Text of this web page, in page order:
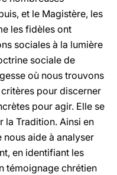
et le Magistère, les
les fidèles ont
sociales à la lumière
sociale de
où nous trouvons
pour discerner
pour agir. Elle se
la Tradition. Ainsi en
aide à analyser
en identifiant les
témoignage chrétien